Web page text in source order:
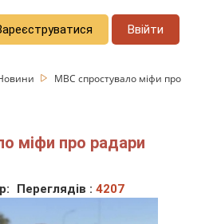
Ввійти
МВС спростувало міфи про
міфи про радари
Переглядів :4207